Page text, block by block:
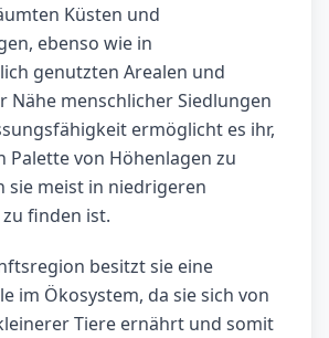
Küsten und
ebenso wie in
genutzten Arealen und
Nähe menschlicher Siedlungen
ermöglicht es ihr,
Palette von Höhenlagen zu
sie meist in niedrigeren
finden ist.
besitzt sie eine
im Ökosystem, da sie sich von
Tiere ernährt und somit